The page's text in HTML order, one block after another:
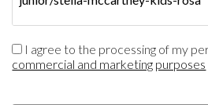
I agree to the processing of my
commercial and marketing purposes